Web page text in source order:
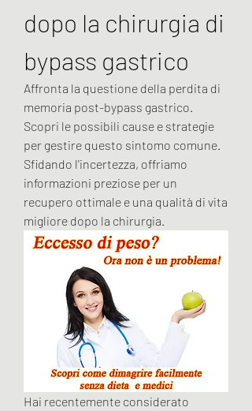
dopo la chirurgia di
bypass gastrico
Affronta la questione della perdita di
memoria post-bypass gastrico.
Scopri le possibili cause e strategie
per gestire questo sintomo comune.
Sfidando l'incertezza, offriamo
informazioni preziose per un
recupero ottimale e una qualità di vita
migliore dopo la chirurgia.
Hai recentemente considerato